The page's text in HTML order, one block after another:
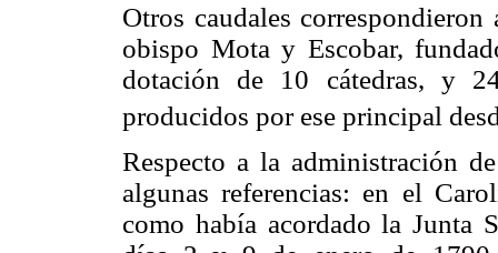
Otros caudales
obispo Mota y Escobar,
dotación de 10 cátedras, y
producidos por ese principal
Respecto a la administración
algunas referencias: en el
como había acordado la Junta